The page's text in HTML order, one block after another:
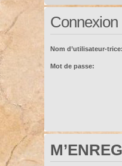
Connexion
Nom d’utilisateur-trice:
Mot de passe: